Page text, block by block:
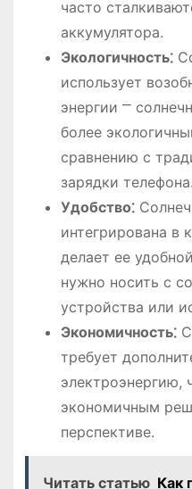
часто
аккумулятора.
Экологичность⁚
использует
энергии ⎻
более
сравнению с
зарядки телефона.
Удобство⁚
интегрирована в
делает ее
нужно носить с
устройства или
Экономичность⁚
требует
электроэнергию,
экономичным
перспективе.
Читать статью Как